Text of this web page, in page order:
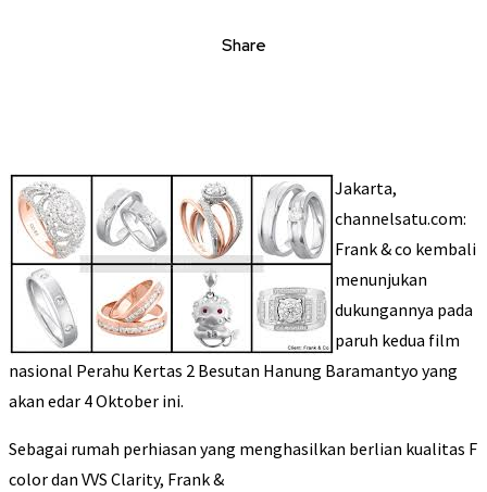
Share
Jakarta,
channelsatu.com:
Frank & co kembali
menunjukan
dukungannya pada
paruh kedua film
nasional Perahu Kertas 2 Besutan Hanung Baramantyo yang
akan edar 4 Oktober ini.
Sebagai rumah perhiasan yang menghasilkan berlian kualitas F
color dan VVS Clarity, Frank &